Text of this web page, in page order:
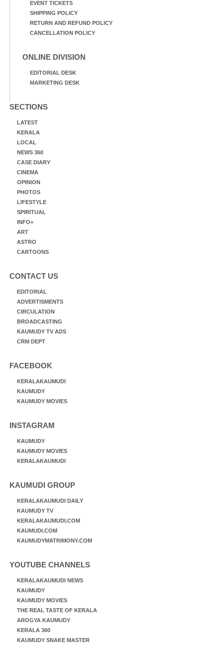
EVENT TICKETS
SHIPPING POLICY
RETURN AND REFUND POLICY
CANCELLATION POLICY
ONLINE DIVISION
EDITORIAL DESK
MARKETING DESK
SECTIONS
LATEST
KERALA
LOCAL
NEWS 360
CASE DIARY
CINEMA
OPINION
PHOTOS
LIFESTYLE
SPIRITUAL
INFO+
ART
ASTRO
CARTOONS
CONTACT US
EDITORIAL
ADVERTISMENTS
CIRCULATION
BROADCASTING
KAUMUDY TV ADS
CRM DEPT
FACEBOOK
KERALAKAUMUDI
KAUMUDY
KAUMUDY MOVIES
INSTAGRAM
KAUMUDY
KAUMUDY MOVIES
KERALAKAUMUDI
KAUMUDI GROUP
KERALAKAUMUDI DAILY
KAUMUDY TV
KERALAKAUMUDI.COM
KAUMUDI.COM
KAUMUDYMATRIMONY.COM
YOUTUBE CHANNELS
KERALAKAUMUDI NEWS
KAUMUDY
KAUMUDY MOVIES
THE REAL TASTE OF KERALA
AROGYA KAUMUDY
KERALA 360
KAUMUDY SNAKE MASTER